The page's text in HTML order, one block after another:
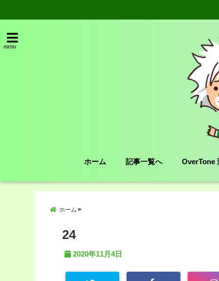
menu
ホーム 記事一覧へ OverTone
ホーム
24
2020年11月4日